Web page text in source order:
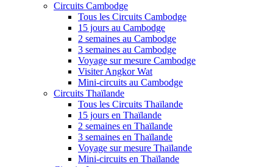
Circuits Cambodge
Tous les Circuits Cambodge
15 jours au Cambodge
2 semaines au Cambodge
3 semaines au Cambodge
Voyage sur mesure Cambodge
Visiter Angkor Wat
Mini-circuits au Cambodge
Circuits Thaïlande
Tous les Circuits Thaïlande
15 jours en Thaïlande
2 semaines en Thaïlande
3 semaines en Thaïlande
Voyage sur mesure Thaïlande
Mini-circuits en Thaïlande